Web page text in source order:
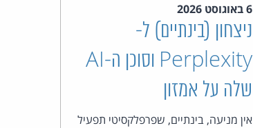
6 באוגוסט 2026
ניצחון (בינתיים) ל-
Perplexity וסוכן ה-AI
שלה על אמזון
אין מניעה, בינתיים, שפרפלקסיטי תפעיל